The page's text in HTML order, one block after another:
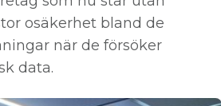
osäkerhet bland de
när de försöker
data.